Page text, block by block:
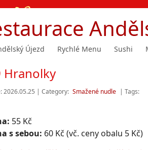
Újezd Rychlé Menu Sushi
Hranolky
2026.05.25 | Category: Smažené nudle | Tags:
55 Kč
s sebou: 60 Kč (vč. ceny obalu 5 Kč)